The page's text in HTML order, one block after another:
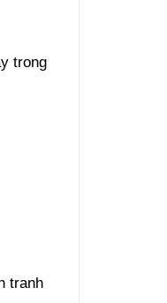
trong
tranh